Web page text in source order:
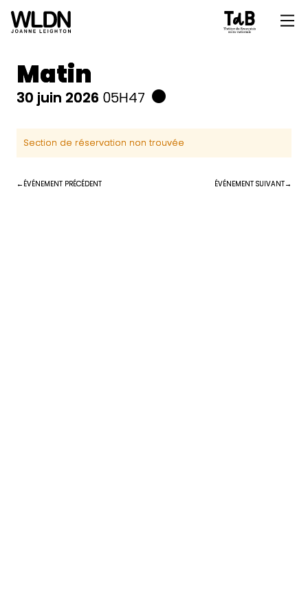
Matin
30 juin 2026 05H47
Section de réservation non trouvée
ÉVÉNEMENT PRÉCÉDENT ÉVÉNEMENT SUIVANT